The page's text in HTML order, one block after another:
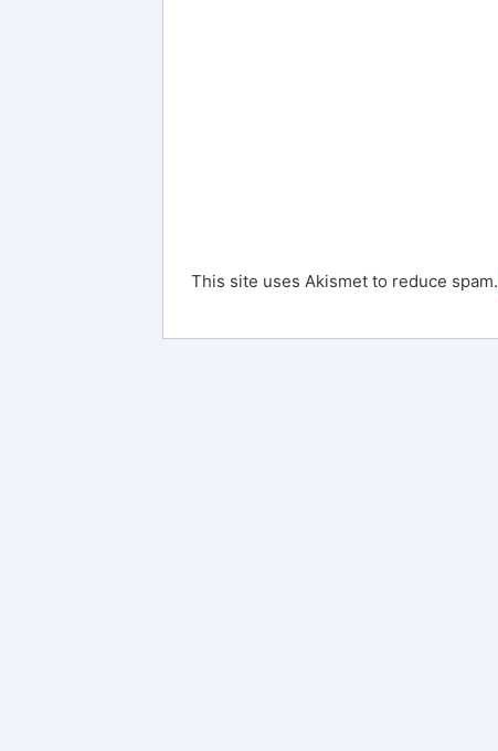
This site uses Akismet to reduce spam.